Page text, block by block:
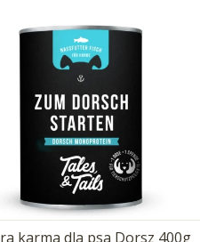
karma dla psa Dorsz 400g